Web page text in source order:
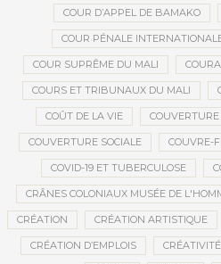
COUR D’APPEL DE BAMAKO
COUR PÉNALE
COUR SUPRÊME DU MALI
COURS ET TRIBUNAUX DU MALI
COÛT DE LA VIE
COUVERTURE SOCIALE COUVRE-
COVID-19 ET TUBERCULOSE
CRÂNES COLONIAUX MUSÉE DE
CRÉATION CRÉATION ARTISTIQUE
CRÉATION D’EMPLOIS CRÉATIVITÉ